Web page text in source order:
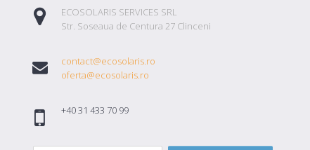
ECOSOLARIS SERVICES SRL
Str. Soseaua de Centura 27 Clinceni
contact@ecosolaris.ro
oferta@ecosolaris.ro
+40 31 433 70 99